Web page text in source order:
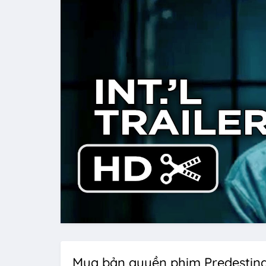
Mua bản quyền phim